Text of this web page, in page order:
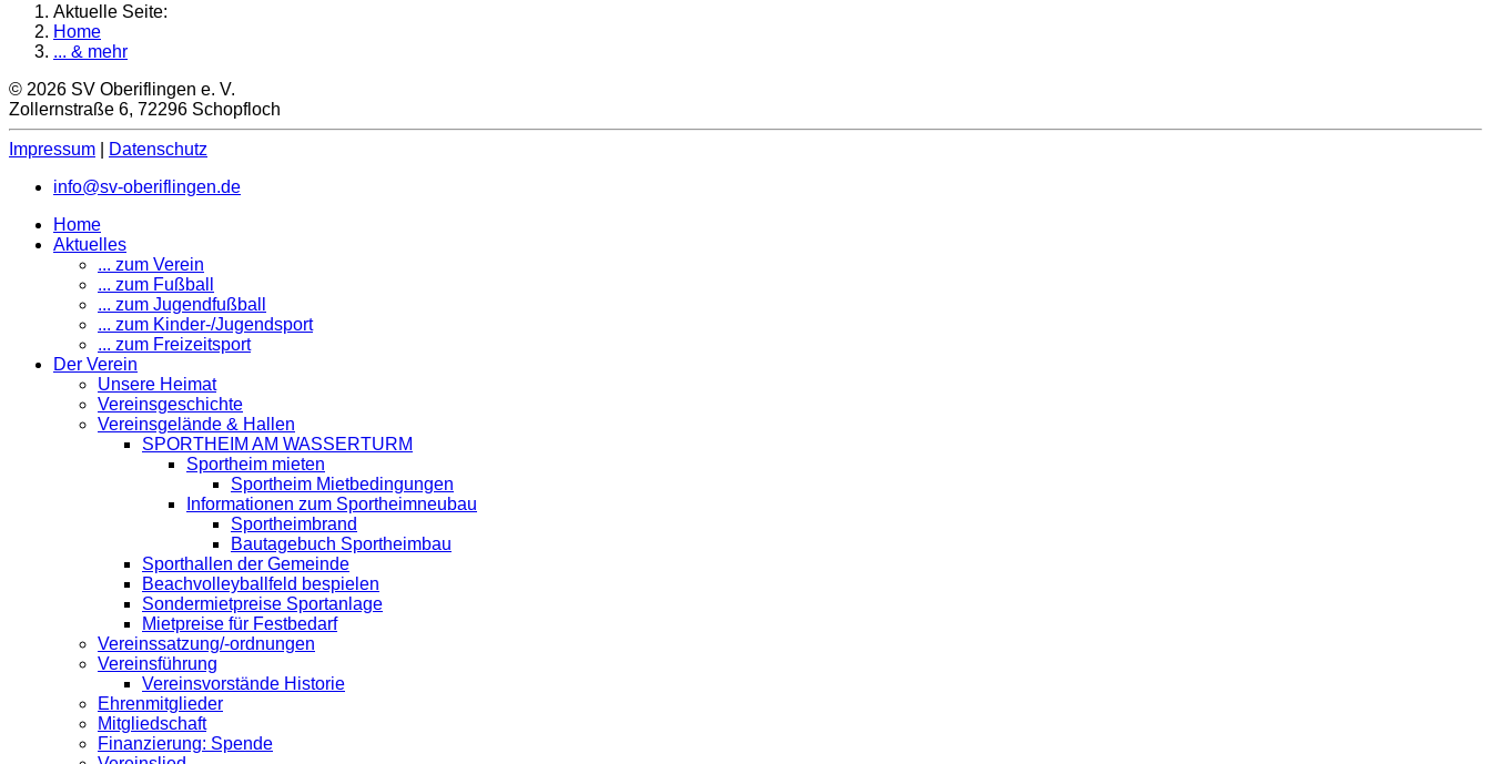
Aktuelle Seite:
Home
... & mehr
© 2026 SV Oberiflingen e. V.
Zollernstraße 6, 72296 Schopfloch
Impressum
Datenschutz
info@sv-oberiflingen.de
Home
Aktuelles
... zum Verein
... zum Fußball
... zum Jugendfußball
... zum Kinder-/Jugendsport
... zum Freizeitsport
Der Verein
Unsere Heimat
Vereinsgeschichte
Vereinsgelände & Hallen
SPORTHEIM AM WASSERTURM
Sportheim mieten
Sportheim Mietbedingungen
Informationen zum Sportheimneubau
Sportheimbrand
Bautagebuch Sportheimbau
Sporthallen der Gemeinde
Beachvolleyballfeld bespielen
Sondermietpreise Sportanlage
Mietpreise für Festbedarf
Vereinssatzung/-ordnungen
Vereinsführung
Vereinsvorstände Historie
Ehrenmitglieder
Mitgliedschaft
Finanzierung: Spende